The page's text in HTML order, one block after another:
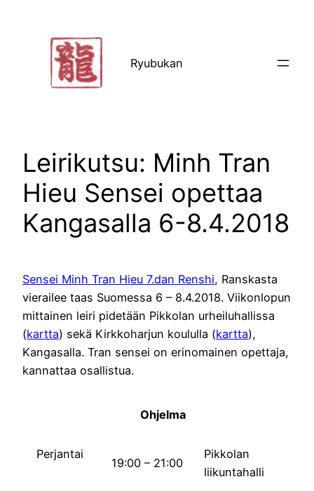
Ryubukan
Leirikutsu: Minh Tran
Hieu Sensei opettaa
Kangasalla 6-8.4.2018
Sensei Minh Tran Hieu 7.dan Renshi, Ranskasta
vierailee taas Suomessa 6 – 8.4.2018. Viikonlopun
mittainen leiri pidetään Pikkolan urheiluhallissa
(kartta) sekä Kirkkoharjun koululla (kartta),
Kangasalla. Tran sensei on erinomainen opettaja,
kannattaa osallistua.
Ohjelma
Perjantai
19:00 – 21:00
Pikkolan
liikuntahalli